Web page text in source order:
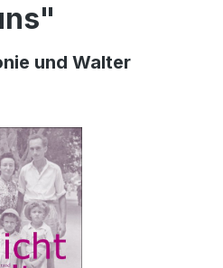
und Walter